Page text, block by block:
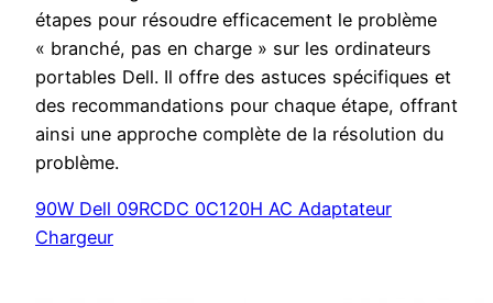
étapes pour résoudre efficacement le problème
« branché, pas en charge » sur les ordinateurs
portables Dell. Il offre des astuces spécifiques et
des recommandations pour chaque étape, offrant
ainsi une approche complète de la résolution du
problème.
90W Dell 09RCDC 0C120H AC Adaptateur
Chargeur